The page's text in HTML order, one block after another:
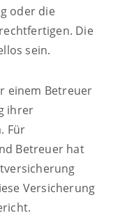
oder die
Die
sein.
einem Betreuer
ihrer
Für
Betreuer hat
Versicherung